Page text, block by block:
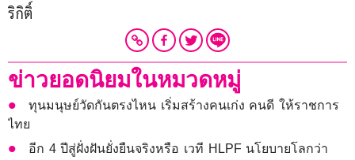
ริกิติ์
ข่าวยอดนิยมในหมวดหมู่
ทุนมนุษย์วัดกันตรงไหน เริ่มสร้างคนเก่ง คนดี ให้ราชการ
ไทย
อีก 4 ปีสู่ฝั่งฝันยั่งยืนจริงหรือ เวที HLPF นโยบายโลกว่า